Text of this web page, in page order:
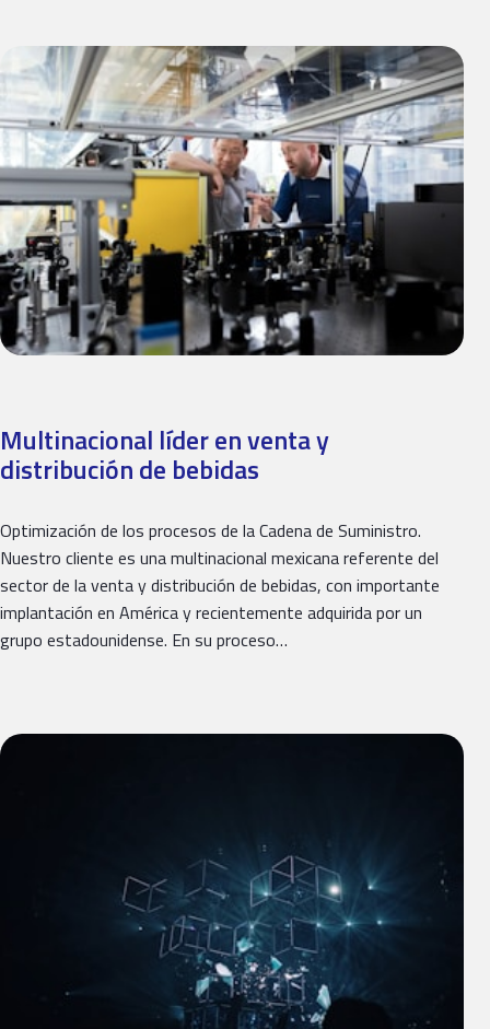
Multinacional líder en venta y
distribución de bebidas
Optimización de los procesos de la Cadena de Suministro.
Nuestro cliente es una multinacional mexicana referente del
sector de la venta y distribución de bebidas, con importante
implantación en América y recientemente adquirida por un
grupo estadounidense. En su proceso…